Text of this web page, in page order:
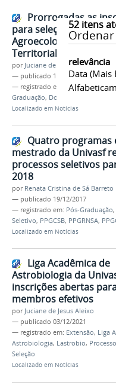
52itens
relevância
Data (mais
Prorrogadas as
para seleção do
Agroecologia e
Territorial (PPGADT)
por Juciane de Jesus Aleixo
— publicado 16/12/2020
— registrado em:
Prorrogação,
Graduação, Doutorado
Localizado em Notícias
Quatro programas
mestrado da Univasf
processos seletivos
2018
por Renata Cristina de Sá Barreto
— publicado 19/12/2017
— registrado em: Pós-Graduação,
Seletivo, PPGCSB, PPGRNSA,
Localizado em Notícias
Liga Acadêmica de
Astrobiologia da
inscrições abertas
membros efetivos
por Juciane de Jesus Aleixo
— publicado 03/12/2021
— registrado em: Extensão, Liga
Astrobiologia, Lastrobio,
Seleção
Localizado em Notícias